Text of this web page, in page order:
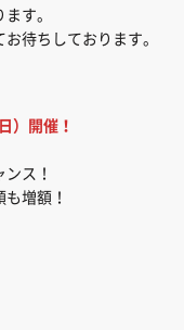
す。
待ちしております。
）開催！
ス！
も増額！